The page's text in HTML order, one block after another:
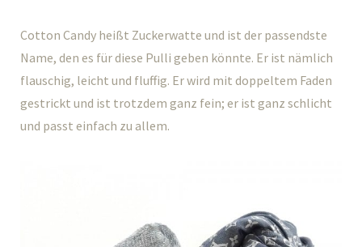
Cotton Candy heißt Zuckerwatte und ist der passendste
Name, den es für diese Pulli geben könnte. Er ist nämlich
flauschig, leicht und fluffig. Er wird mit doppeltem Faden
gestrickt und ist trotzdem ganz fein; er ist ganz schlicht
und passt einfach zu allem.